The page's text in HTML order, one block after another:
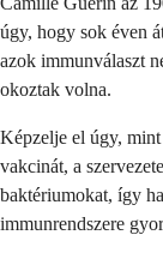
úgy, hogy sok éven
azok immunválaszt
okoztak volna.
Képzelje el úgy,
vakcinát, a
baktériumokat, így
immunrendszere